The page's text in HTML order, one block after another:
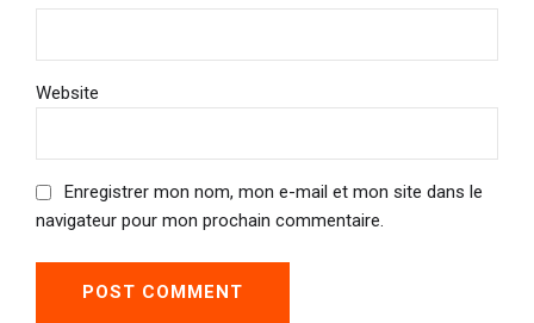
Website
Enregistrer mon nom, mon e-mail et mon site dans le
navigateur pour mon prochain commentaire.
POST COMMENT